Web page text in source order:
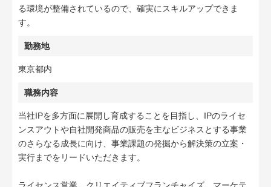
る環境が整備されているので、確実にスキルアップできま
す。
勤務地
東京都内
職務内容
当社IPを多方面に展開し育成することを目指し、IPのライセ
ンスアウトや自社開発商品の販売を主なビジネスとする事業
のさらなる成長に向け、事業課題の発掘から解決策の立案・
実行までをリードいただきます。